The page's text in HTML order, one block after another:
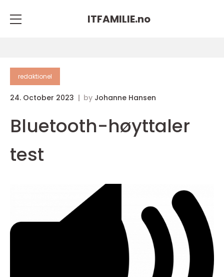
ITFAMILIE.no
redaktionel
24. October 2023 by Johanne Hansen
Bluetooth-høyttaler
test